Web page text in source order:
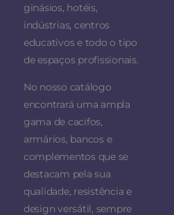
ginásios, hotéis,
indústrias, centros
educativos e todo o tipo
de espaços profissionais.
No nosso catálogo
encontrará uma ampla
gama de cacifos,
armários, bancos e
complementos que se
destacam pela sua
qualidade, resistência e
design versátil, sempre